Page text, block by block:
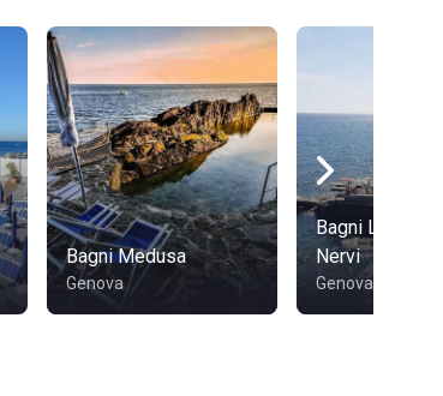
Bagni Medusa
Genova
Bagni La
Nervi
Genova